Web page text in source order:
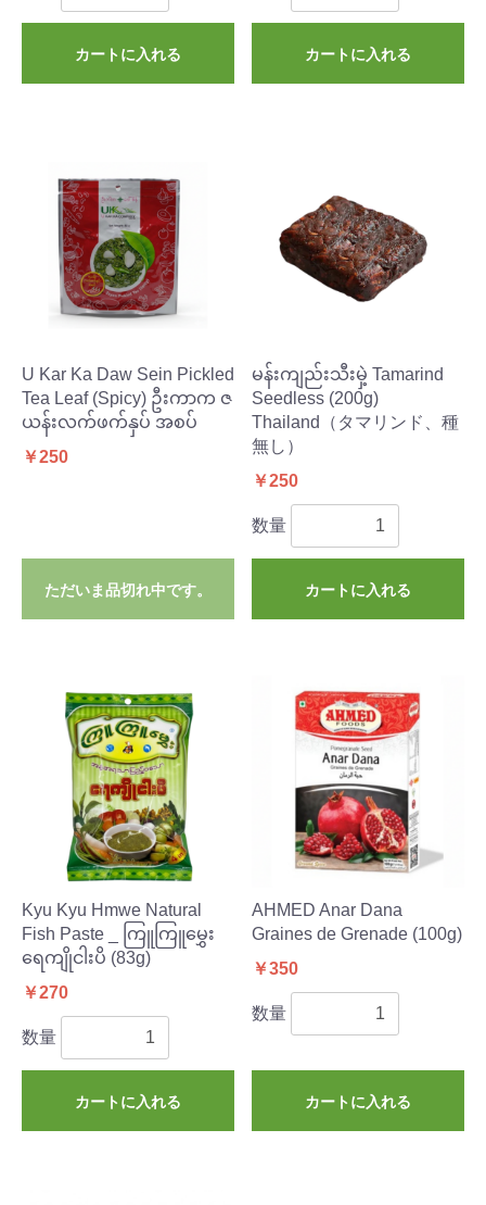
カートに入れる カートに入れる
U Kar Ka Daw Sein Pickled
Tea Leaf (Spicy) ဦးကာက ဇ
ယန်းလက်ဖက်နှပ် အစပ်
￥250
ただいま品切れ中です。
မန်းကျည်းသီးမှဲ့ Tamarind
Seedless (200g)
Thailand（タマリンド、種
無し）
￥250
数量
カートに入れる
Kyu Kyu Hmwe Natural
Fish Paste _ ကြူကြူမွှေး
ရေကျိုငါးပိ (83g)
￥270
数量
カートに入れる
AHMED Anar Dana
Graines de Grenade (100g)
￥350
数量
カートに入れる